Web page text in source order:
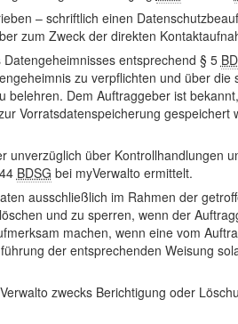
– schriftlich einen
zum Zweck der direkten
entsprechend § 5
zu verpflichten und über
belehren. Dem Auftraggeber ist
Vorratsdatenspeicherung
unverzüglich über Kontrollhandlungen
BDSG bei myVerwalto ermittelt.
ausschließlich im Rahmen der
und zu sperren, wenn der
machen, wenn eine vom
der entsprechenden Weisung
zwecks Berichtigung oder